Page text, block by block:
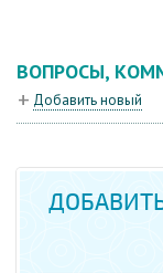
ВОПРОСЫ,
Добавить новый